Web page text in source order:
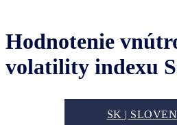
SK |
Hodnotenie
volatility indexu